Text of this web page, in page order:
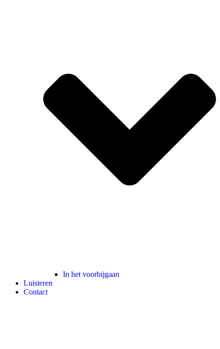
In het voorbijgaan
Luisteren
Contact